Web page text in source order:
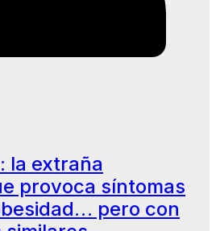
la extraña
provoca síntomas
pero con